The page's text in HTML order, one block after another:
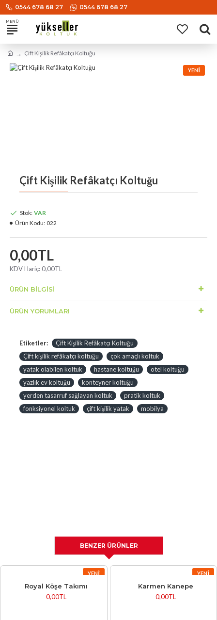
0544 678 68 27 0544 678 68 27
Çift Kişilik Refâkatçı Koltuğu
YENI
Çift Kişilik Refâkatçı Koltuğu
0,00TL
KDV Hariç:0,00TL
Stok: VAR
Ürün Kodu: 022
ÜRÜN BILGISI
ÜRÜN YORUMLARI
Etiketler:
Çift Kişilik Refâkatçı Koltuğu
Çift kişilik refâkatçı koltuğu
çok amaçlı koltuk
yatak olabilen koltuk
hastane koltuğu
otel koltuğu
yazlık ev koltuğu
konteyner koltuğu
yerden tasarruf sağlayan koltuk
pratik koltuk
fonksiyonel koltuk
çift kişilik yatak mobilya
BENZER ÜRÜNLER
YENI
Royal Köşe Takımı
0,00TL
YENI
Karmen Kanepe
0,00TL